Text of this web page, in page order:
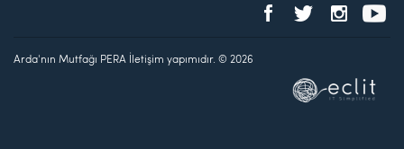
Arda'nın Mutfağı PERA İletişim yapımıdır. © 2026